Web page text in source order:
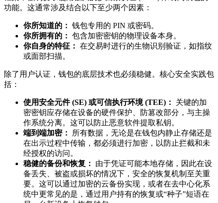
功能。这通常涉及结合以下至少两个因素：
你所知道的： 钱包专用的 PIN 或密码。
你所拥有的： 包含加密密钥的物理设备本身。
你自身的特征： 在交易时进行的生物识别验证，如指纹
或面部扫描。
除了用户认证，钱包的底层技术也必须稳健。核心安全实践包
括：
使用安全元件 (SE) 或可信执行环境 (TEE)：
关键的加
密密钥应存储在设备的硬件保护、防篡改部分，与主操
作系统分离。这可以防止恶意软件提取私钥。
端到端加密：
所有数据，无论是在钱包内静止存储还是
在出示过程中传输，都必须进行加密，以防止拦截和未
经授权的访问。
稳健的备份和恢复：
由于凭证可能本地存储，因此在设
备丢失、被盗或损坏的情况下，安全的恢复机制至关重
要。这可以通过加密的云备份实现，或者在去中心化系
统中更常见的是，通过用户持有的恢复或“种子”短语在